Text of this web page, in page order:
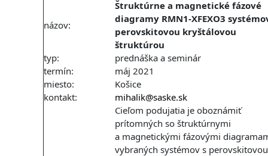
názov:
Štruktúrne a magnetické fázové
diagramy RMN1-XFEXO3
perovskitovou kryštálovou
štruktúrou
typ:
prednáška a seminár
termín:
máj 2021
miesto:
Košice
kontakt:
mihalik@saske.sk
Cieľom podujatia je oboznámiť
prítomných so štruktúrnymi
a magnetickými fázovými
vybraných systémov s perovskitovou